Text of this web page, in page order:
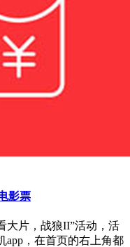
影票
大片，战狼II”活动，活
app，在首页的右上角都